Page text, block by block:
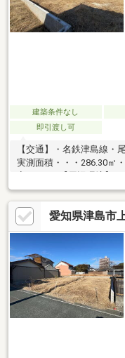
建築条件なし
即引渡し可
【交通】・名鉄津島線・
実測面積・・・286.30㎡
で・・・390ｍ（徒歩5分
で・・・690ｍ（徒歩9分
（徒歩9分）○資料請求・
ださい♪三井住友トラス
愛知県津島市